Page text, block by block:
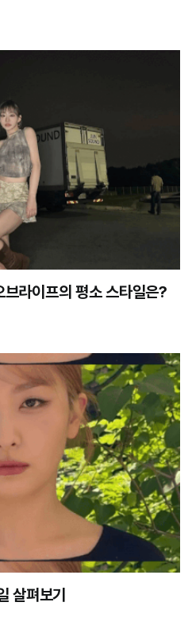
라이프의 평소 스타일은?
살펴보기